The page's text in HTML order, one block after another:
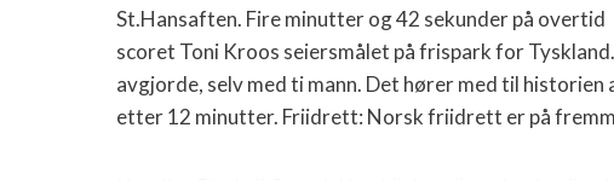
St.Hansaften. Fire minutter og 42 sekunder på overtid
scoret Toni Kroos seiersmålet på frispark for
avgjorde, selv med ti mann. Det hører med til
etter 12 minutter. Friidrett: Norsk friidrett er på